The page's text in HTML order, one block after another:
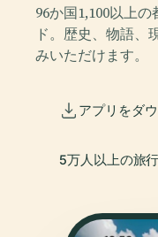
96か国1,100以上
ド。歴史、物語、
みいただけます。
アプリをダ
5万人以上の旅